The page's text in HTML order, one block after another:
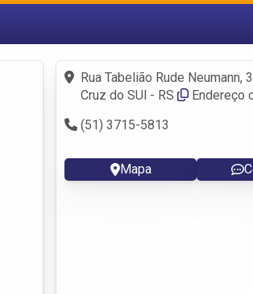
Fazer login
Criar conta
Rua Tabelião Rude Neumann,
Cruz do SUl - RS
Endereço
(51) 3715-5813
Mapa